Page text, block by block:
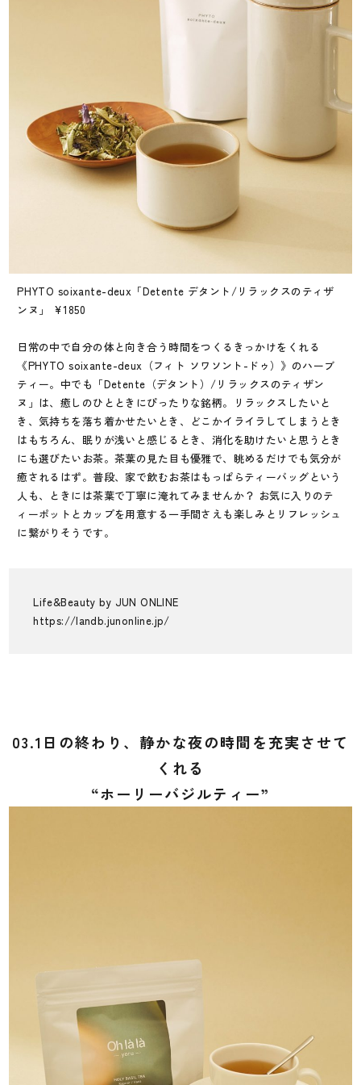
PHYTO soixante-deux「Detente デタント/リラックスのティザ
ンヌ」 ¥1850
日常の中で自分の体と向き合う時間をつくるきっかけをくれる
《PHYTO soixante-deux（フィト ソワソント-ドゥ）》のハーブ
ティー。中でも「Detente（デタント）/リラックスのティザン
ヌ」は、癒しのひとときにぴったりな銘柄。リラックスしたいと
き、気持ちを落ち着かせたいとき、どこかイライラしてしまうとき
はもちろん、眠りが浅いと感じるとき、消化を助けたいと思うとき
にも選びたいお茶。茶葉の見た目も優雅で、眺めるだけでも気分が
癒されるはず。普段、家で飲むお茶はもっぱらティーバッグという
人も、ときには茶葉で丁寧に淹れてみませんか？ お気に入りのテ
ィーポットとカップを用意する一手間さえも楽しみとリフレッシュ
に繋がりそうです。
Life&Beauty by JUN ONLINE
https://landb.junonline.jp/
03.1日の終わり、静かな夜の時間を充実させて
くれる
“ホーリーバジルティー”